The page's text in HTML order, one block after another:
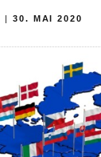
| 30. MAI 2020